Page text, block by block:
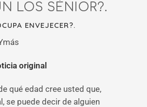
LOS SÉNIOR?.
ENVEJECER?.
original
qué edad cree usted que,
se puede decir de alguien